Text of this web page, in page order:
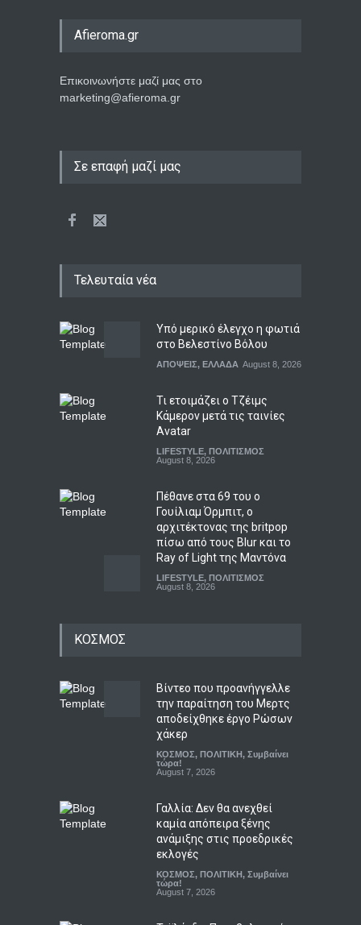
Afieroma.gr
Επικοινωνήστε μαζί μας στο
marketing@afieroma.gr
Σε επαφή μαζί μας
Τελευταία νέα
Υπό μερικό έλεγχο η φωτιά
στο Βελεστίνο Βόλου
ΑΠΟΨΕΙΣ, ΕΛΛΑΔΑ August 8, 2026
Τι ετοιμάζει ο Τζέιμς
Κάμερον μετά τις ταινίες
Avatar
LIFESTYLE, ΠΟΛΙΤΙΣΜΟΣ
August 8, 2026
Πέθανε στα 69 του ο
Γουίλιαμ Όρμπιτ, ο
αρχιτέκτονας της britpop
πίσω από τους Blur και το
Ray of Light της Μαντόνα
LIFESTYLE, ΠΟΛΙΤΙΣΜΟΣ
August 8, 2026
Σφοδρή επίθεση κατά
Καρυστιανού από τους
αποχωρήσαντες του
κόμματος για δολοφονία
χαρακτήρων και πολιτική
ΠΟΛΙΤΙΚΗ,Συμβαίνει τώρα!
August 8, 2026
ΚΟΣΜΟΣ
Βίντεο που προανήγγελλε
την παραίτηση του Μερτς
αποδείχθηκε έργο Ρώσων
χάκερ
ΚΟΣΜΟΣ, ΠΟΛΙΤΙΚΗ, Συμβαίνει
τώρα!
August 7, 2026
Γαλλία: Δεν θα ανεχθεί
καμία απόπειρα ξένης
ανάμιξης στις προεδρικές
εκλογές
ΚΟΣΜΟΣ, ΠΟΛΙΤΙΚΗ, Συμβαίνει
τώρα!
August 7, 2026